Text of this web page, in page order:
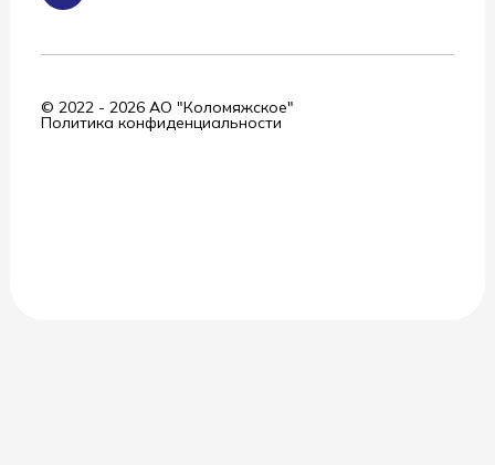
© 2022 - 2026 АО "Коломяжское"
Политика конфиденциальности